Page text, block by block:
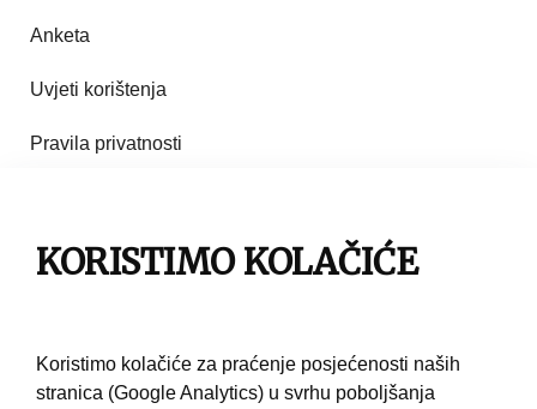
Anketa
Uvjeti korištenja
Pravila privatnosti
Pravila korištenja
KORISTIMO KOLAČIĆE
Koristimo kolačiće za praćenje posjećenosti naših
stranica (Google Analytics) u svrhu poboljšanja